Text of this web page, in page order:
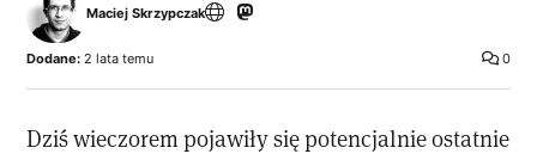
Maciej Skrzypczak
0
Dodane: 2 lata temu
Dziś wieczorem pojawiły się potencjalnie ostatnie